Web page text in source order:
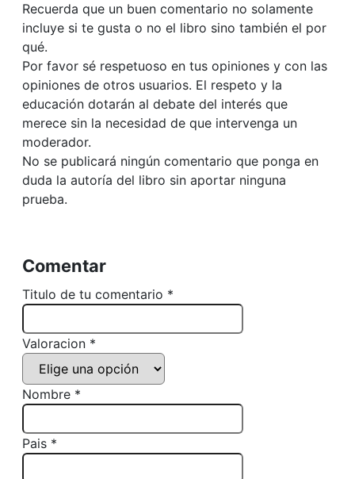
Recuerda que un buen comentario no solamente
incluye si te gusta o no el libro sino también el por
qué.
Por favor sé respetuoso en tus opiniones y con las
opiniones de otros usuarios. El respeto y la
educación dotarán al debate del interés que
merece sin la necesidad de que intervenga un
moderador.
No se publicará ningún comentario que ponga en
duda la autoría del libro sin aportar ninguna
prueba.
Comentar
Titulo de tu comentario *
Valoracion *
Nombre *
Pais *